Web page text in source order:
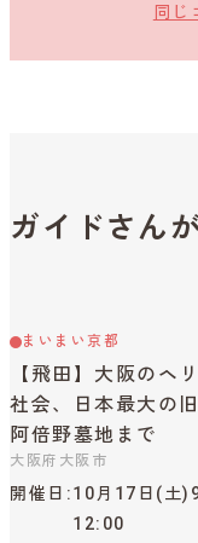
同じ
ガイドさん
まいまい京都
【飛田】大阪のヘ
社会、日本最大の
阿倍野墓地まで
大阪府大阪市
開催日
10月17日(土
12:00